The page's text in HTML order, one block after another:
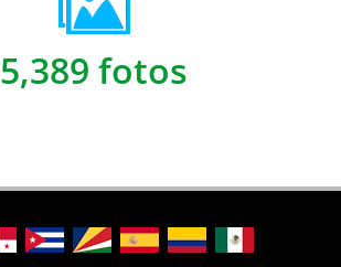
5,389 fotos